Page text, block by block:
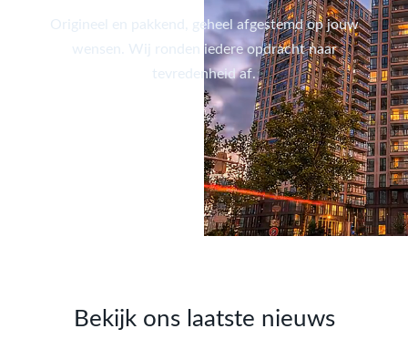
Origineel en pakkend, geheel afgestemd op jouw
wensen. Wij ronden iedere opdracht naar
tevredenheid af.
Bekijk ons laatste nieuws